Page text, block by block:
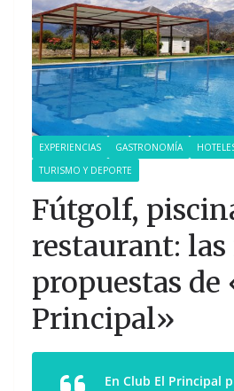
EXPERIENCIAS GASTRONOMÍA
TURISMO Y DEPORTE
Fútgolf,
restaurant: las
propuestas de
Principal»
En Club El Principal